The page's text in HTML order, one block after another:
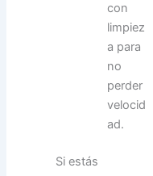
con
limpiez
a para
no
perder
velocid
ad.
Si estás